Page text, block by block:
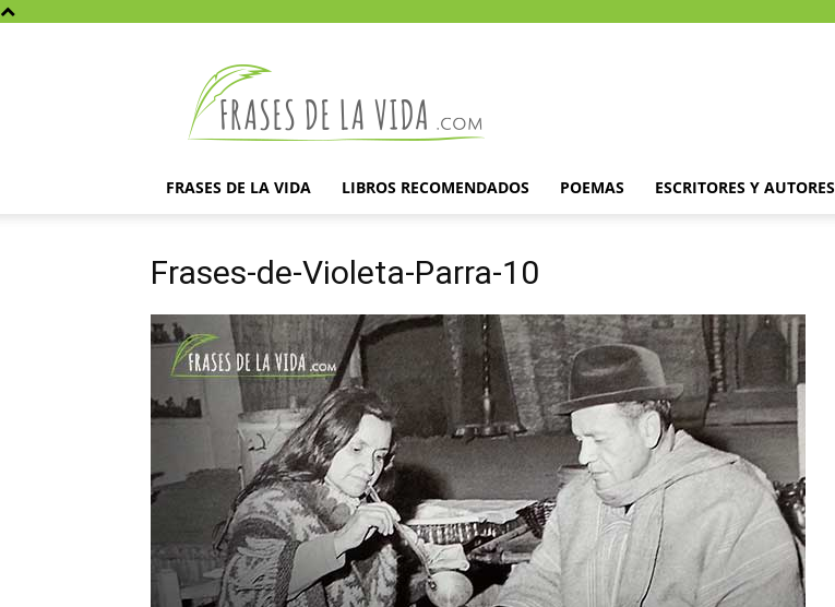
la
vida
FRASES DE LA VIDA LIBROS RECOMENDADOS POEMAS ESCRITORES Y AUTORES
Frases-de-Violeta-Parra-10